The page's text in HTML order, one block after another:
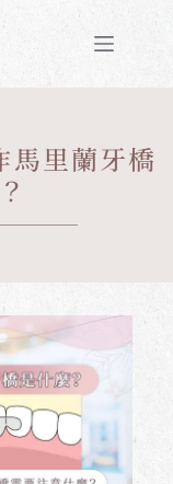
馬里蘭牙橋